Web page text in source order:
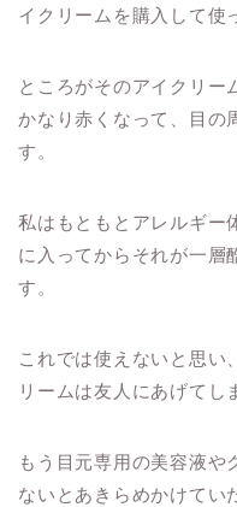
イクリームを購入して使
ところがそのアイクリー
かなり赤くなって、目の
す。
私はもともとアレルギー
に入ってからそれが一層
す。
これでは使えないと思い
リームは友人にあげてし
もう目元専用の美容液や
ないとあきらめかけてい